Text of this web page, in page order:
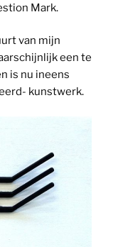
Mark.
van mijn
een te
is nu ineens
kunstwerk.